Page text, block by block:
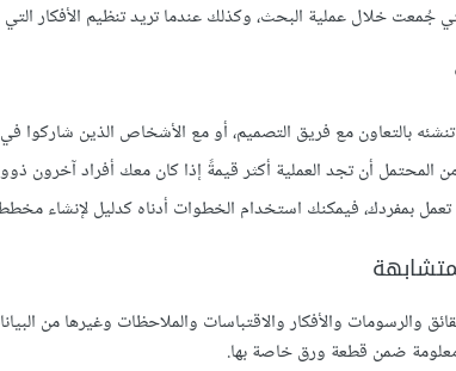
جُمعت خلال عملية البحث، وكذلك عندما تريد تنظيم الأفكار
بالتعاون مع فريق التصميم، أو مع الأشخاص الذين شاركوا في
أن تجد العملية أكثر قيمةً إذا كان معك أفراد آخرون
بمفردك، فيمكنك استخدام الخطوات أدناه كدليل لإنشاء
والرسومات والأفكار والاقتباسات والملاحظات وغيرها من
ضمن قطعة ورق خاصة بها.